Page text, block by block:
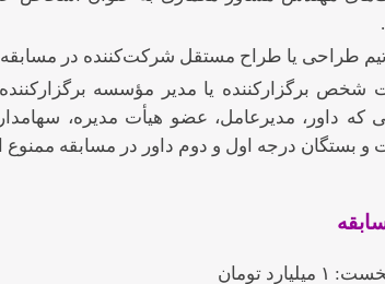
طراحی یا طراح مستقل شرکت‌کننده در مسابقه
برگزارکننده یا مدیر مؤسسه
که داور، مدیر‌عامل، عضو هیأت مدیره،
بستگان درجه اول و دوم داور در مسابقه
تومان